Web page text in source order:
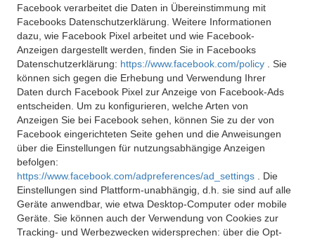
Facebook verarbeitet die Daten in Übereinstimmung mit
Facebooks Datenschutzerklärung. Weitere Informationen
dazu, wie Facebook Pixel arbeitet und wie Facebook-
Anzeigen dargestellt werden, finden Sie in Facebooks
Datenschutzerklärung: https://www.facebook.com/policy
. Sie
können sich gegen die Erhebung und Verwendung Ihrer
Daten durch Facebook Pixel zur Anzeige von Facebook-Ads
entscheiden. Um zu konfigurieren, welche Arten von
Anzeigen Sie bei Facebook sehen, können Sie zu der von
Facebook eingerichteten Seite gehen und die Anweisungen
über die Einstellungen für nutzungsabhängige Anzeigen
befolgen:
https://www.facebook.com/adpreferences/ad_settings
. Die
Einstellungen sind Plattform-unabhängig, d.h. sie sind auf alle
Geräte anwendbar, wie etwa Desktop-Computer oder mobile
Geräte. Sie können auch der Verwendung von Cookies zur
Tracking- und Werbezwecken widersprechen: über die Opt-